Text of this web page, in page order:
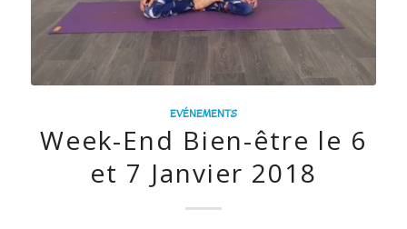
EVÉNEMENTS
Week-End Bien-être le 6
et 7 Janvier 2018